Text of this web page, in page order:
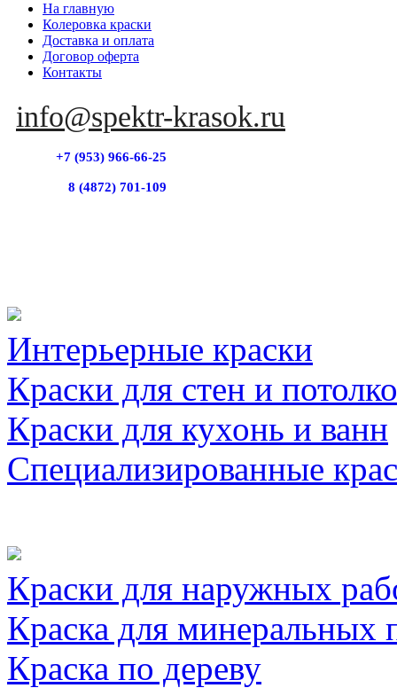
На главную
Колеровка краски
Доставка и оплата
Договор оферта
Контакты
info@spektr-krasok.ru
+7 (953) 966-66-25
8 (4872) 701-109
Интерьерные краски
Краски для стен и
Краски для кухонь и ванн
Специализированные
Краски для наружных
Краска для минеральных
Краска по дереву